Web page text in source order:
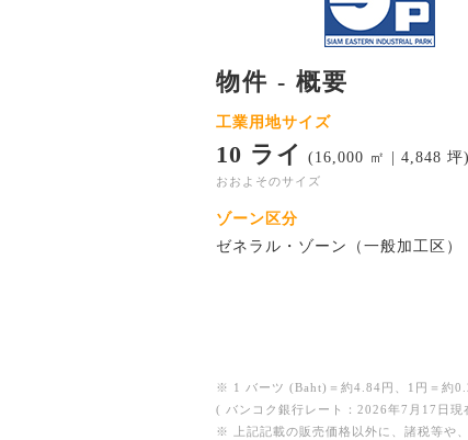
物件 - 概要
工業用地サイズ
10 ライ (16,000 ㎡ | 4,848 坪)
おおよそのサイズ
ゾーン区分
ゼネラル・ゾーン（一般加工区）
※ 1 バーツ (Baht)＝約4.84円、1円＝約
( バンコク銀行レート：2026年7月17日現
※ 上記記載の販売価格以外に、諸税等や